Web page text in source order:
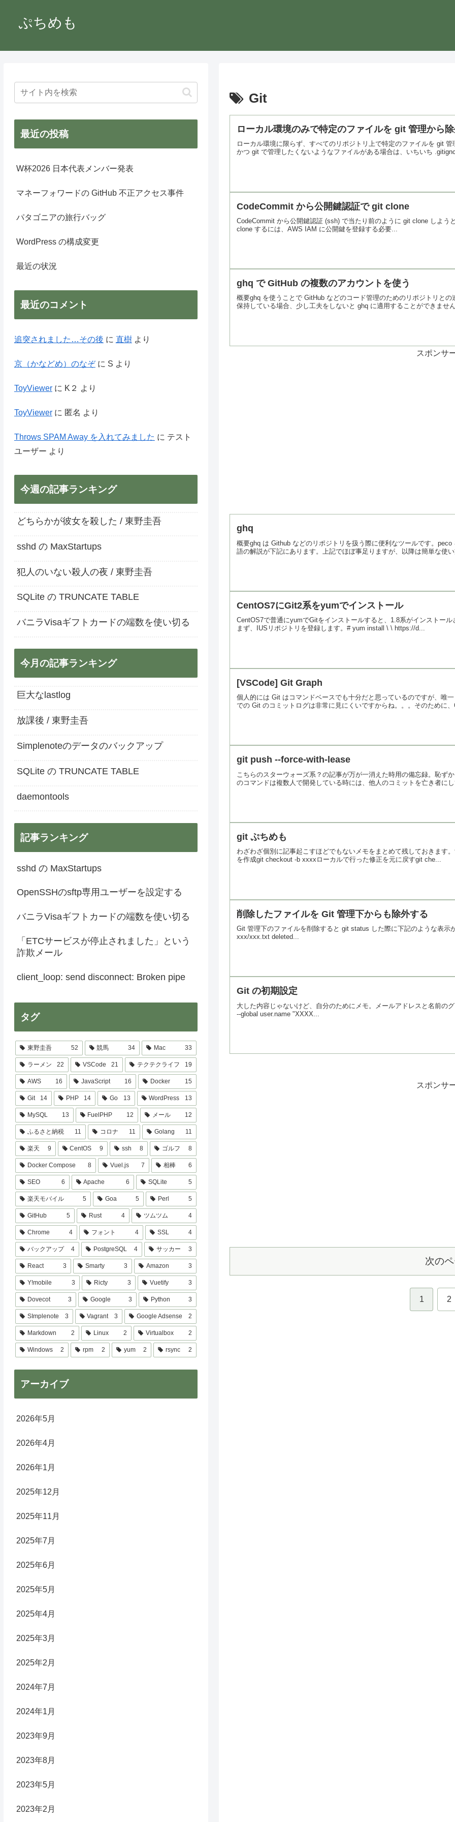
ぷちめも
Git
ローカル環境のみで特定のファイルを git 管理から
ローカル環境に限らず、すべてのリポジトリ上で特定のファイルを git
かつ git で管理したくないようなファイルがある場合は、いちいち
CodeCommit から公開鍵認証で git clone
CodeCommit から公開鍵認証 (ssh) で当たり前のように git clone しよ
clone するには、AWS IAM に公開鍵を登録する必要...
ghq で GitHub の複数のアカウントを使う
概要ghq を使うことで GitHub などのコード管理のためのリポジトリと
保持している場合、少し工夫をしないと ghq に適用することができませ
スポンサ
ghq
概要ghq は Github などのリポジトリを扱う際に便利なツールです。
語の解説が下記にあります。上記でほぼ事足りますが、以降は簡単な使
CentOS7にGit2系をyumでインストール
CentOS7で普通にyumでGitをインストールすると、1.8系がインストー
まず、IUSリポジトリを登録します。# yum install \ \ https://d...
[VSCode] Git Graph
個人的には Git はコマンドベースでも十分だと思っているのですが、唯
での Git のコミットログは非常に見にくいですからね。。。そのために、
git push --force-with-lease
こちらのスターウォーズ系？の記事が万が一消えた時用の備忘録。恥ず
のコマンドは複数人で開発している時には、他人のコミットを亡き者にし
git ぷちめも
わざわざ個別に記事起こすほどでもないメモをまとめて残しておきます
を作成git checkout -b xxxxローカルで行った修正を元に戻すgit che...
削除したファイルを Git 管理下からも除外する
Git 管理下のファイルを削除すると git status した際に下記のような表
xxx/xxx.txt deleted...
Git の初期設定
大した内容じゃないけど、自分のためにメモ。メールアドレスと名前
--global user.name "XXXX...
スポンサ
次の
1 2
最近の投稿
W杯2026 日本代表メンバー発表
マネーフォワードの GitHub 不正アクセス事件
パタゴニアの旅行バッグ
WordPress の構成変更
最近の状況
最近のコメント
追突されました…その後 に 直樹より
京（かなどめ）のなぞに S より
ToyViewerに K２ より
ToyViewerに 匿名 より
Throws SPAM Away を入れてみました に テスト
ユーザー より
今週の記事ランキング
どちらかが彼女を殺した / 東野圭吾
sshd の MaxStartups
犯人のいない殺人の夜 / 東野圭吾
SQLite の TRUNCATE TABLE
バニラVisaギフトカードの端数を使い切る
今月の記事ランキング
巨大なlastlog
放課後 / 東野圭吾
Simplenoteのデータのバックアップ
SQLite の TRUNCATE TABLE
daemontools
記事ランキング
sshd の MaxStartups
OpenSSHのsftp専用ユーザーを設定する
バニラVisaギフトカードの端数を使い切る
「ETCサービスが停止されました」という
詐欺メール
client_loop: send disconnect: Broken pipe
タグ
東野圭吾 52 競馬 34 Mac 33
ラーメン 22 VSCode 21 テクテクライフ 19
AWS 16 JavaScript 16 Docker 15
Git 14 PHP 14 Go 13 WordPress 13
MySQL 13 FuelPHP 12 メール 12
ふるさと納税 11 コロナ 11 Golang 11
楽天 9 CentOS 9 ssh 8 ゴルフ 8
Docker Compose 8 Vuel.js 7 相棒 6
SEO 6 Apache 6 SQLite 5
楽天モバイル 5 Goa 5 Perl 5
GitHub 5 Rust 4 ツムツム 4
Chrome 4 フォント 4 SSL 4
バックアップ 4 PostgreSQL 4 サッカー 3
React 3 Smarty 3 Amazon 3
Y!mobile 3 Ricty 3 Vuetify 3
Dovecot 3 Google 3 Python 3
SImplenote 3 Vagrant 3 Google Adsense 2
Markdown 2 Linux 2 Virtualbox 2
Windows 2 rpm 2 yum 2 rsync 2
アーカイブ
2026年5月
2026年4月
2026年1月
2025年12月
2025年11月
2025年7月
2025年6月
2025年5月
2025年4月
2025年3月
2025年2月
2024年7月
2024年1月
2023年9月
2023年8月
2023年5月
2023年2月